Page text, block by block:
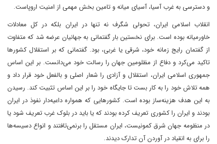
و دسترسی به غرب آسیا، آسیای میانه و تامین بخش مهمی از امنیت اروپاست.
انقلاب اسلامی ایران، تحولی شگرف نه تنها در ایران بلکه در کل معادلات
خاورمیانه بوده است. برای نخستین بار گفتمانی به جهانیان عرضه شد که متفاوت
از گفتمان رایج زمانه خود، شرقی یا غربی، بود. گفتمانی که بر استقلال کشورها
تاکید می‌کرد و دفاع از مظلومین جهان را رسالت خود می‌دانست. بر این اساس
جمهوری اسلامی ایران، استقلال و آزادی را شعار اصلی و بالفعل خود قرار داد و
همه تلاش خود را به کار بست تا جایگاه خود را بر این اساس تثبیت کند. رسیدن
به این هدف هزینه‌ساز بوده است. کشورهایی که همواره داعیه‌دار نفوذ در ایران
بودند و ایران را کشوری تعریف کرده بودند که یا باید در بلوک غرب تعریف شود یا
در منظومه جهان شرق کمونیست، ایران مستقل را برنمی‌تافتند و انواع دسیسه‌ها
را برای به انقیاد در آوردن آن تدارک دیدند.